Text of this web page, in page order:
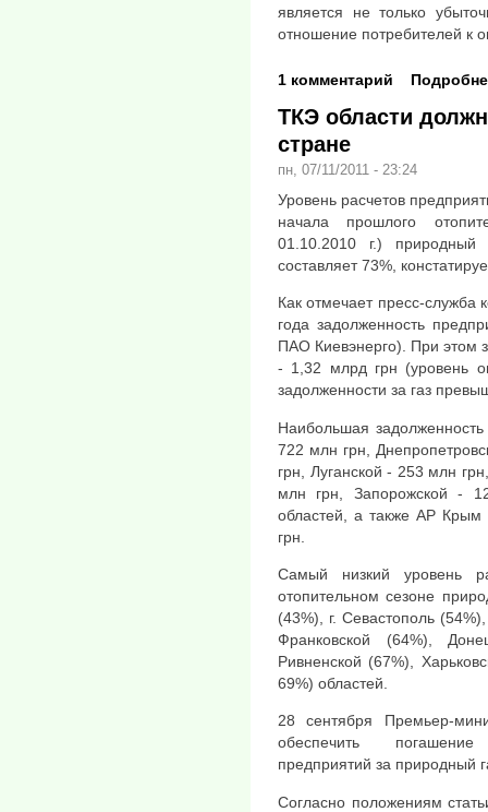
является не только
отношение потребителей к
1 комментарий
ТКЭ области
стране
пн, 07/11/2011 - 23:24
Уровень расчетов
начала прошлого
01.10.2010 г.) природный
составляет 73%,
Как отмечает пресс-
года задолженность
ПАО Киевэнерго). При этом
- 1,32 млрд грн (уровень
задолженности за газ
Наибольшая
722 млн грн,
грн, Луганской - 253 млн
млн грн, Запорожской -
областей, а также АР
грн.
Самый низкий уровень
отопительном сезоне
(43%), г. Севастополь
Франковской (64%),
Ривненской (67%),
69%) областей.
28 сентября Премьер-
обеспечить
предприятий за природный
Согласно положениям